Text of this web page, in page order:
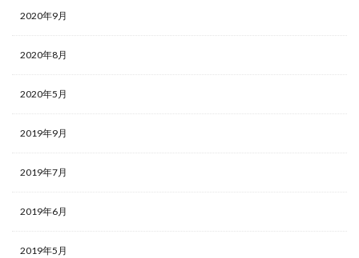
2020年9月
2020年8月
2020年5月
2019年9月
2019年7月
2019年6月
2019年5月